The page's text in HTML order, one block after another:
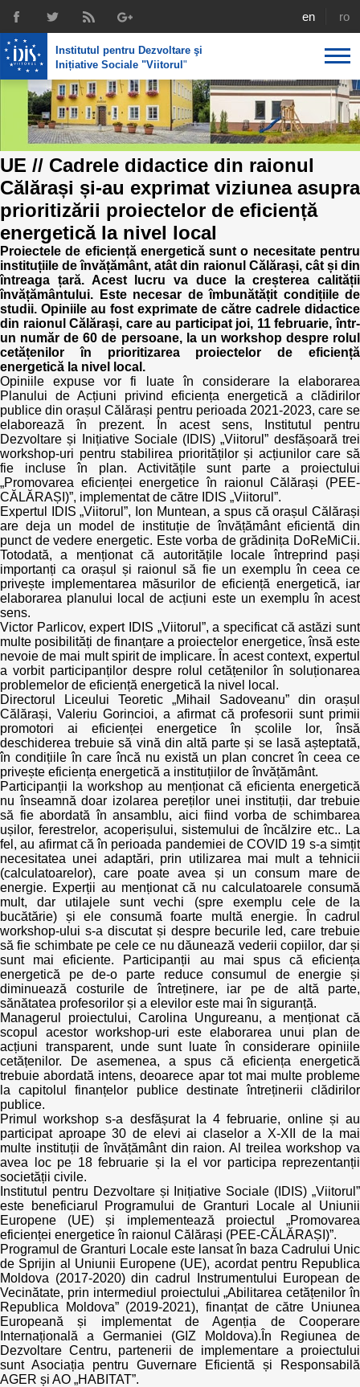
english
Institutul pentru Dezvoltare şi
Inițiative Sociale "Viitorul "
Despre noi
Profil
Recrutare
Chairman's legacy
Acorduri semnate
Echipa
Scrisori de mulțumire
Media despre IDIS
Rapoarte
Inițiative în derulare
Inițiative desfășurate
Manual de proceduri
Note & poziții​
Organigrama IDIS
Anunțuri
Consiliul consulativ internațional IDIS
Expertiza IDIS
Politici de reintegrare
Politici economice
Achizițiile publice în infografice
Integrare europeană
Politici sociale
Investigații în achizțiile publice
Politici regionale
Bunele practici
Laborator sociometric
Transparența guvernării locale
People Watch
Proces democratic
Agenda Națională de Business
Puterea hibridă
15 minute de realism economic
Trend Hunter
Buletin EU-STRAT
Aplică la BUNELE PRACTICI
Transparența întreprinderilor de stat
Cele mai bune și cele mai proaste politici locale din
Moldova
Democrația, independența și transparența instituțiilor
publice-cheie din Moldova
Achiziții publice
Achizițiile publice în vizorul societății civile
Media
Biblioteca
Emisiuni
Buletinul informativ „Achizițiile publice în vizor”,
Nr.8, iunie 2023
UE // Cadrele didactice din raionul
Călărași și-au exprimat viziunea asupra
prioritizării proiectelor de eficiență
energetică la nivel local
Proiectele de eficiență energetică sunt o necesitate pentru
instituțiile de învățământ, atât din raionul Călărași, cât și din
întreaga țară. Acest lucru va duce la creșterea calității
învățământului. Este necesar de îmbunătățit condițiile de
studii. Opiniile au fost exprimate de către cadrele didactice
din raionul Călărași, care au participat joi, 11 februarie, într-
un număr de 60 de persoane, la un workshop despre rolul
cetățenilor în prioritizarea proiectelor de eficiență
energetică la nivel local.
Opiniile expuse vor fi luate în considerare la elaborarea
Planului de Acțiuni privind eficiența energetică a clădirilor
publice din orașul Călărași pentru perioada 2021-2023, care se
elaborează în prezent. În acest sens, Institutul pentru
Dezvoltare și Inițiative Sociale (IDIS) „Viitorul” desfășoară trei
workshop-uri pentru stabilirea priorităților și acțiunilor care să
fie incluse în plan. Activitățile sunt parte a proiectului
„Promovarea eficienței energetice în raionul Călărași (PEE-
CĂLĂRAȘI)”, implementat de către IDIS „Viitorul”.
Expertul IDIS „Viitorul”, Ion Muntean, a spus că orașul Călărași
are deja un model de instituție de învățământ eficientă din
punct de vedere energetic. Este vorba de grădinița DoReMiCii.
Totodată, a menționat că autoritățile locale întreprind pași
importanți ca orașul și raionul să fie un exemplu în ceea ce
privește implementarea măsurilor de eficiență energetică, iar
elaborarea planului local de acțiuni este un exemplu în acest
sens.
Victor Parlicov, expert IDIS „Viitorul”, a specificat că astăzi sunt
multe posibilități de finanțare a proiectelor energetice, însă este
nevoie de mai mult spirit de implicare. În acest context, expertul
a vorbit participanților despre rolul cetățenilor în soluționarea
problemelor de eficiență energetică la nivel local.
Directorul Liceului Teoretic „Mihail Sadoveanu” din orașul
Călărași, Valeriu Gorincioi, a afirmat că profesorii sunt primii
promotori ai eficienței energetice în școlile lor, însă
deschiderea trebuie să vină din altă parte și se lasă așteptată,
în condițiile în care încă nu există un plan concret în ceea ce
privește eficiența energetică a instituțiilor de învățământ.
Participanții la workshop au menționat că eficienta energetică
nu înseamnă doar izolarea pereților unei instituții, dar trebuie
să fie abordată în ansamblu, aici fiind vorba de schimbarea
ușilor, ferestrelor, acoperișului, sistemului de încălzire etc.. La
fel, au afirmat că în perioada pandemiei de COVID 19 s-a simțit
necesitatea unei adaptări, prin utilizarea mai mult a tehnicii
(calculatoarelor), care poate avea și un consum mare de
energie. Experții au menționat că nu calculatoarele consumă
mult, dar utilajele sunt vechi (spre exemplu cele de la
bucătărie) și ele consumă foarte multă energie. În cadrul
workshop-ului s-a discutat și despre becurile led, care trebuie
să fie schimbate pe cele ce nu dăunează vederii copiilor, dar și
sunt mai eficiente. Participanții au mai spus că eficiența
energetică pe de-o parte reduce consumul de energie și
diminuează costurile de întreținere, iar pe de altă parte,
sănătatea profesorilor și a elevilor este mai în siguranță.
Managerul proiectului, Carolina Ungureanu, a menționat că
scopul acestor workshop-uri este elaborarea unui plan de
acțiuni transparent, unde sunt luate în considerare opiniile
cetățenilor. De asemenea, a spus că eficiența energetică
trebuie abordată intens, deoarece apar tot mai multe probleme
la capitolul finanțelor publice destinate întreținerii clădirilor
publice.
Primul workshop s-a desfășurat la 4 februarie, online și au
participat aproape 30 de elevi ai claselor a X-XII de la mai
multe instituții de învățământ din raion. Al treilea workshop va
avea loc pe 18 februarie și la el vor participa reprezentanții
societății civile.
Institutul pentru Dezvoltare și Inițiative Sociale (IDIS) „Viitorul”
este beneficiarul Programului de Granturi Locale al Uniunii
Europene (UE) și implementează proiectul „Promovarea
eficienței energetice în raionul Călărași (PEE-CĂLĂRAȘI)”.
Programul de Granturi Locale este lansat în baza Cadrului Unic
de Sprijin al Uniunii Europene (UE), acordat pentru Republica
Moldova (2017-2020) din cadrul Instrumentului European de
Vecinătate, prin intermediul proiectului „Abilitarea cetățenilor în
Republica Moldova” (2019-2021), finanțat de către Uniunea
Europeană și implementat de Agenția de Cooperare
Internațională a Germaniei (GIZ Moldova).În Regiunea de
Dezvoltare Centru, partenerii de implementare a proiectului
sunt Asociația pentru Guvernare Eficientă și Responsabilă
AGER și AO „HABITAT”.